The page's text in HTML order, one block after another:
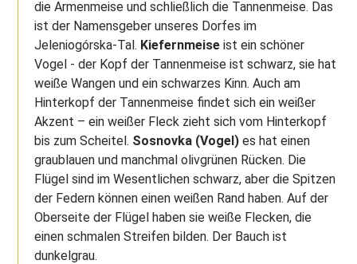
die Armenmeise und schließlich die Tannenmeise. Das
ist der Namensgeber unseres Dorfes im
Jeleniogórska-Tal. Kiefernmeiseist ein schöner
Vogel - der Kopf der Tannenmeise ist schwarz, sie hat
weiße Wangen und ein schwarzes Kinn. Auch am
Hinterkopf der Tannenmeise findet sich ein weißer
Akzent – ein weißer Fleck zieht sich vom Hinterkopf
bis zum Scheitel. Sosnovka (Vogel) es hat einen
graublauen und manchmal olivgrünen Rücken. Die
Flügel sind im Wesentlichen schwarz, aber die Spitzen
der Federn können einen weißen Rand haben. Auf der
Oberseite der Flügel haben sie weiße Flecken, die
einen schmalen Streifen bilden. Der Bauch ist
dunkelgrau.